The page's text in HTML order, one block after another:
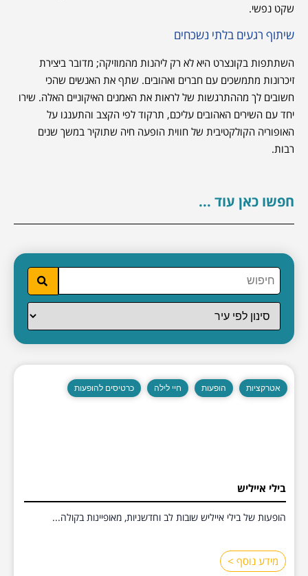
שקט נפשי.
שיתוף רגעים בלתי נשכחים
השתתפות בקונצרט היא לא רק ליהנות מהמוזיקה; מדובר ביצירת
זיכרונות מתמשכים עם חברים ואהובים. שתף את האנשים שהכי
חשובים לך מההתרגשות של לראות את האמנים האיקוניים האלה. שירו
יחד עם השירים האהובים עליכם, תרקוד לפי הקצב והתענגו על
האופוריה הקולקטיבית של חווית הופעה חיה שתוקיר במשך שנים
רבות.
חפשו כאן עוד ...
אטרקציות הופעות חיי לילה כרטיסים להופעות
בילי אייליש
הופעות של בילי אייליש שובות לב וחדשניות, מאופיינות בקולה...
מידע נוסף >